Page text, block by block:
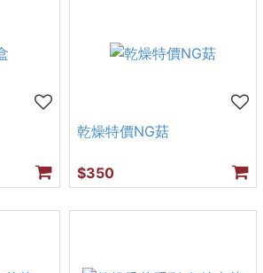
乾燥特價NG菇
$350